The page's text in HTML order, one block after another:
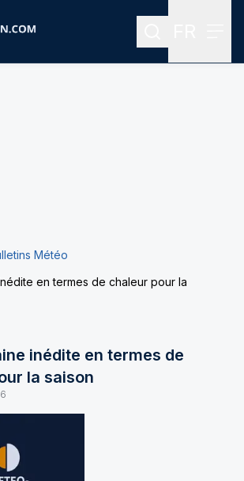
Rechercher
Météo
en termes de chaleur pour la
inédite en termes de
la saison